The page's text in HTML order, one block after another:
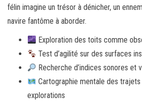
félin imagine un trésor à dénicher, un
navire fantôme à aborder.
Exploration des toits comme
Test d’agilité sur des surfaces
Recherche d’indices sonores et
Cartographie mentale des
explorations